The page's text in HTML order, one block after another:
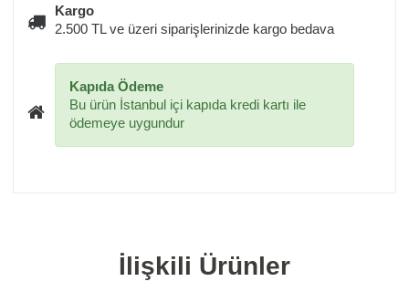
Kargo
2.500 TL ve üzeri siparişlerinizde kargo bedava
Kapıda Ödeme
Bu ürün İstanbul içi kapıda kredi kartı ile
ödemeye uygundur
İlişkili Ürünler